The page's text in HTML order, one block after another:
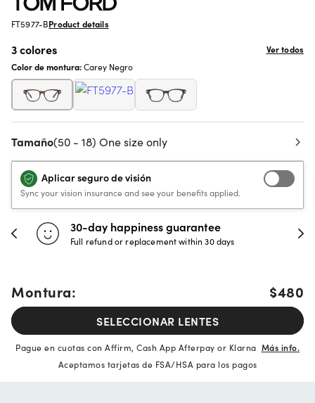
FT5977-BProduct details
3 colores
Ver todos
Color de montura:Carey Negro
Tamaño(50 - 18) One size only
Aplicar seguro de visión
Sync your vision insurance and see your benefits applied.
30-day happiness guarantee
Full refund or replacement within 30 days
Montura: $480
SELECCIONAR LENTES
Pague en cuotas con Affirm, Cash App Afterpay or Klarna Más info.
Aceptamos tarjetas de FSA/HSA para los pagos